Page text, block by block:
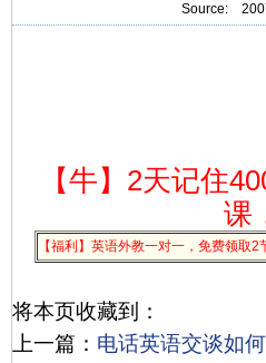
Source:
【牛】2天记住
课
【福利】英语外教一对一，免费领取2
将本页收藏到：
上一篇： 电话英语交谈如